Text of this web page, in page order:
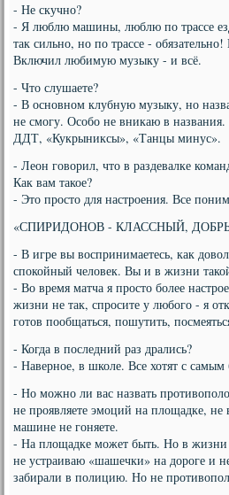
- Не скучно?
- Я люблю машины, люблю по трассе
так сильно, но по трассе -
Включил любимую музыку - и всё.
- Что слушаете?
- В основном клубную музыку, но
не смогу. Особо не вникаю в
ДДТ, «Кукрыниксы», «Танцы минус».
- Леон говорил, что в раздевалке
Как вам такое?
- Это просто для настроения. Все
«СПИРИДОНОВ - КЛАССНЫЙ,
- В игре вы воспринимаетесь, как
спокойный человек. Вы и в жизни
- Во время матча я просто более
жизни не так, спросите у любого - я
готов пообщаться, пошутить,
- Когда в последний раз дрались?
- Наверное, в школе. Все хотят с
- Но можно ли вас назвать
не проявляете эмоций на площадке, не
машине не гоняете.
- На площадке может быть. Но в жизни
не устраиваю «шашечки» на дороге и
забирали в полицию. Но не